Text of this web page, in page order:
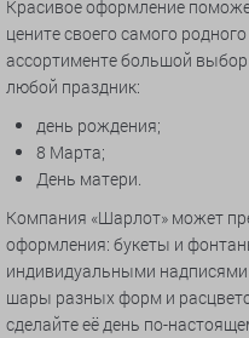
Красивое оформление
цените своего самого
ассортименте большой
любой праздник:
день рождения;
8 Марта;
День матери.
Компания «Шарлот» может
оформления: букеты и
индивидуальными
шары разных форм и
сделайте её день по-